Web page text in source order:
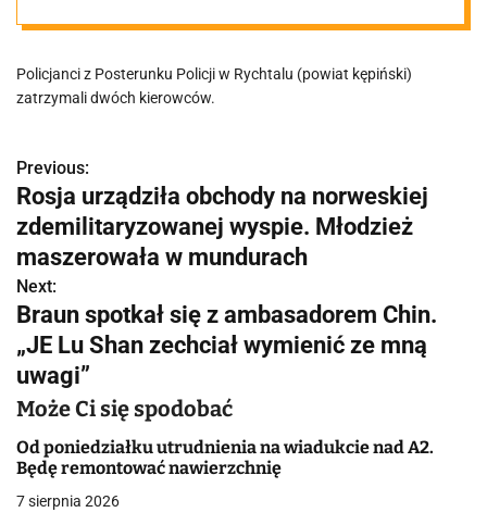
przedstawiło
fałszywe
dokumenty
prawa jazdy.
Grozi im 5 lat
pozbawienia
wolności
Policjanci z Posterunku Policji w Rychtalu (powiat kępiński)
zatrzymali dwóch kierowców.
N
a
w
i
a
c
j
a
Previous:
Rosja urządziła obchody na norweskiej
zdemilitaryzowanej wyspie. Młodzież
maszerowała w mundurach
Next:
Braun spotkał się z ambasadorem Chin.
„JE Lu Shan zechciał wymienić ze mną
uwagi”
Może Ci się spodobać
Od poniedziałku utrudnienia na wiadukcie nad A2.
Będę remontować nawierzchnię
7 sierpnia 2026